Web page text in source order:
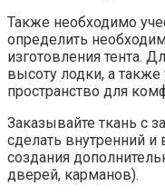
Также необходимо
определить
изготовления тента.
высоту лодки, а также
пространство для
Заказывайте ткань с
сделать внутренний и
создания
дверей, карманов).